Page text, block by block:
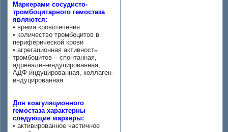
Маркерами сосудисто-
тромбоцитарного гемостаза
являются:
• время кровотечения
• количество тромбоцитов в
периферической крови
• агрегационная активность
тромбоцитов – спонтанная,
адреналин-индуцированная,
АДФ-индуцированная, коллаген-
индуцированная
Для коагуляционного
гемостаза характерны
следующие маркеры:
• активированное частичное